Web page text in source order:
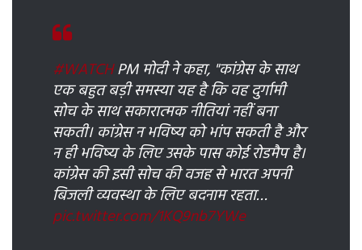
#WATCHPM मोदी ने कहा, "कांग्रेस के साथ
एक बहुत बड़ी समस्या यह है कि वह दुर्गामी
सोच के साथ सकारात्मक नीतियां नहीं बना
सकती। कांग्रेस न भविष्य को भांप सकती है और
न ही भविष्य के लिए उसके पास कोई रोडमैप है।
कांग्रेस की इसी सोच की वजह से भारत अपनी
बिजली व्यवस्था के लिए बदनाम रहता…
pic.twitter.com/1KQ9nb7YWe